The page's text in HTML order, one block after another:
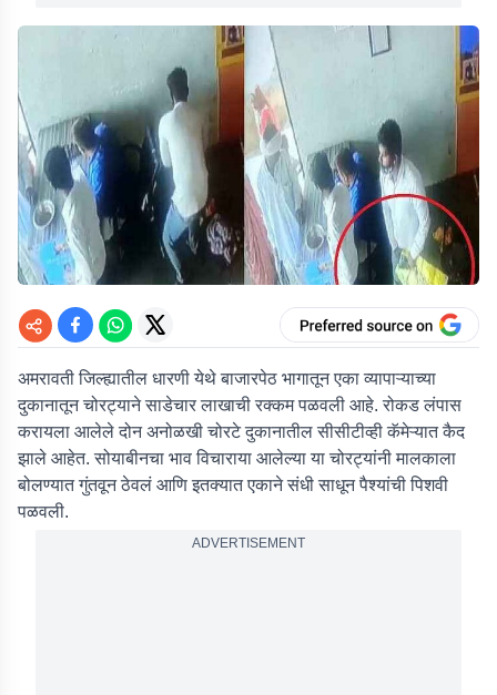
अमरावती जिल्ह्यातील धारणी येथे बाजारपेठ भागातून एका व्यापाऱ्याच्या
दुकानातून चोरट्याने साडेचार लाखाची रक्कम पळवली आहे. रोकड लंपास
करायला आलेले दोन अनोळखी चोरटे दुकानातील सीसीटीव्ही कॅमेऱ्यात कैद
झाले आहेत. सोयाबीनचा भाव विचाराया आलेल्या या चोरट्यांनी मालकाला
बोलण्यात गुंतवून ठेवलं आणि इतक्यात एकाने संधी साधून पैश्यांची पिशवी
पळवली.
ADVERTISEMENT